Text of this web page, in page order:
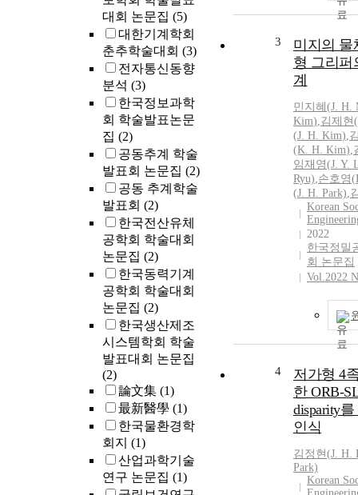
대회 논문집 (5)
대한기계학회
춘추학술대회 (3)
전자통신동향
분석 (3)
한국정보과학
회 학술발표논문
집 (2)
공동추계 학술
발표회 논문집 (2)
공동 추계학술
발표회 (2)
한국전산유체
공학회 학술대회
논문집 (2)
한국동력기계
공학회 학술대회
논문집 (2)
한국생산제조
시스템학회 학술
발표대회 논문집
(2)
論文集 (1)
最新醫學 (1)
한국물환경학
회지 (1)
산업과학기술
연구 논문집 (1)
purpose of
age and to
related trends
in RA, CA
corneal
measured
1,017
years in
The overall
22.7%, and
increased
age group to
age group. It
in 40~49
increased
years age
components
were fairly
groups, the
J<sub>0</
both RA and
decreased
addition, the
the vertical
slightly with
power on the
was changed
It was
3
미지의 물
형 그리퍼
계
민지혜(J. H.
Kim),김제현(
(J. H. Kim),
(K. H. Kim),
임재영(J. Y.
Ryu),손호영(
(J. H. Park),
Korean
2022
한국정밀
회 논문집
Vol.2022
4
저가형 4
한 ORB-
disparity
인식
김정현(J. H.
Park)
Korean